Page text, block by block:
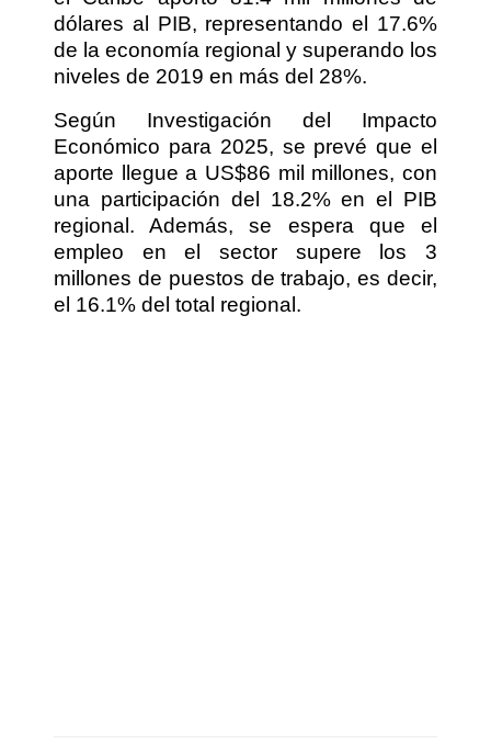
dólares al PIB, representando el 17.6%
de la economía regional y superando los
niveles de 2019 en más del 28%.
Según Investigación del Impacto
Económico para 2025, se prevé que el
aporte llegue a US$86 mil millones, con
una participación del 18.2% en el PIB
regional. Además, se espera que el
empleo en el sector supere los 3
millones de puestos de trabajo, es decir,
el 16.1% del total regional.